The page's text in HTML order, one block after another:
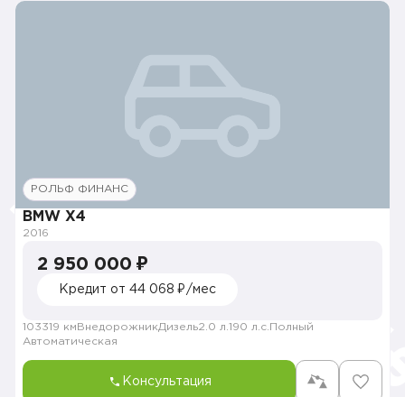
РОЛЬФ ФИНАНС
BMW X4
2016
2 950 000 ₽
Кредит от 44 068 ₽/мес
103319 км ВнедорожникДизель2.0 л. 190 л.с. Полный
Автоматическая
Консультация